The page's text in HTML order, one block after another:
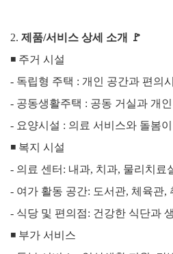
2. 제품/서비스 상세 소개
🚩
◾ 주거 시설
- 독립형 주택 : 개인 공간과 편의
- 공동생활주택 : 공동 거실과 개
- 요양시설 : 의료 서비스와 돌봄
◾ 복지 시설
- 의료 센터: 내과, 치과, 물리치료
- 여가 활동 공간: 도서관, 체육관,
- 식당 및 편의점: 건강한 식단과
◾ 부가 서비스